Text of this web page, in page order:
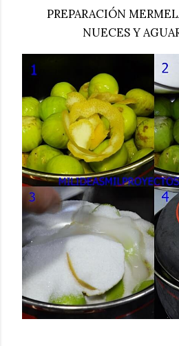
PREPARACIÓN
NUECES Y